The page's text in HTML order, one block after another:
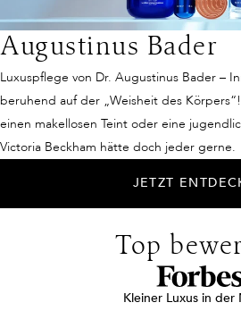
Augustinus Bader
Luxuspflege von Dr. Augustinus Bader –
beruhend auf der „Weisheit des
einen makellosen Teint oder eine
Victoria Beckham hätte doch jeder gerne.
JETZT
Top
Kleiner Luxus in der